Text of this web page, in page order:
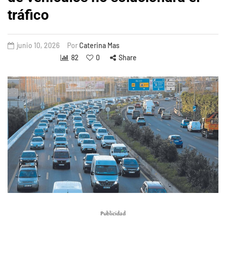
tráfico
junio 10, 2026 PorCaterina Mas
82
0 Share
Publicidad